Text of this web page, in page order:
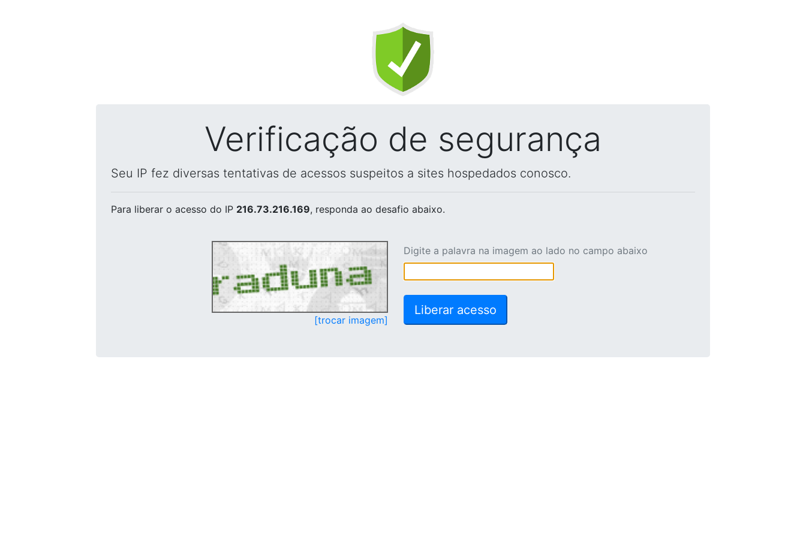
Verificação de segurança
Seu IP fez diversas tentativas de acessos suspeitos a sites hospedados conosco.
Para liberar o acesso do IP 216.73.216.169, responda ao desafio abaixo.
[trocar imagem]
Digite a palavra na imagem ao lado no campo abaixo